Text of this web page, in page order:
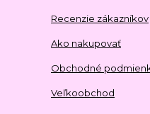
Recenzie zákazníkov
Ako nakupovať
Obchodné
Veľkoobchod